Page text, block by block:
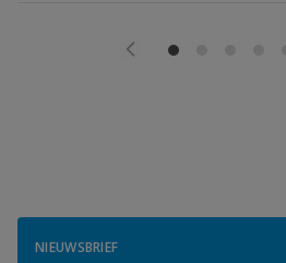
NIEUWSBRIEF